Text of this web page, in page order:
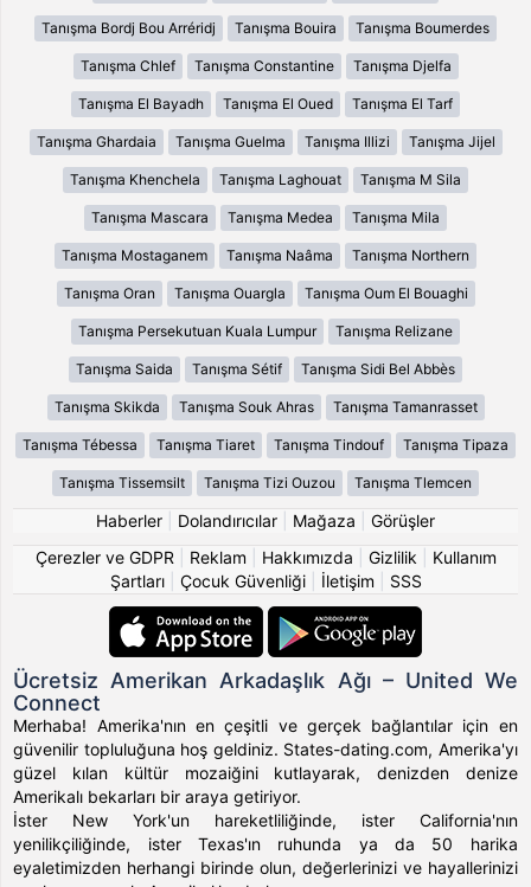
Tanışma Bordj Bou Arréridj Tanışma Bouira Tanışma Boumerdes
Tanışma Chlef Tanışma Constantine Tanışma Djelfa
Tanışma El Bayadh Tanışma El Oued Tanışma El Tarf
Tanışma Ghardaia Tanışma Guelma Tanışma Illizi Tanışma Jijel
Tanışma Khenchela Tanışma Laghouat Tanışma M Sila
Tanışma Mascara Tanışma Medea Tanışma Mila
Tanışma Mostaganem Tanışma Naâma Tanışma Northern
Tanışma Oran Tanışma Ouargla Tanışma Oum El Bouaghi
Tanışma Persekutuan Kuala Lumpur Tanışma Relizane
Tanışma Saida Tanışma Sétif Tanışma Sidi Bel Abbès
Tanışma Skikda Tanışma Souk Ahras Tanışma Tamanrasset
Tanışma Tébessa Tanışma Tiaret Tanışma Tindouf Tanışma Tipaza
Tanışma Tissemsilt Tanışma Tizi Ouzou Tanışma Tlemcen
Haberler Dolandırıcılar Mağaza
Görüşler
Çerezler ve GDPR
Reklam Hakkımızda Gizlilik
Kullanım
Şartları| Çocuk Güvenliği| İletişim SSS
Ücretsiz Amerikan Arkadaşlık Ağı – United We
Connect
Merhaba! Amerika'nın en çeşitli ve gerçek bağlantılar için en
güvenilir topluluğuna hoş geldiniz. States-dating.com, Amerika'yı
güzel kılan kültür mozaiğini kutlayarak, denizden denize
Amerikalı bekarları bir araya getiriyor.
İster New York'un hareketliliğinde, ister California'nın
yenilikçiliğinde, ister Texas'ın ruhunda ya da 50 harika
eyaletimizden herhangi birinde olun, değerlerinizi ve hayallerinizi